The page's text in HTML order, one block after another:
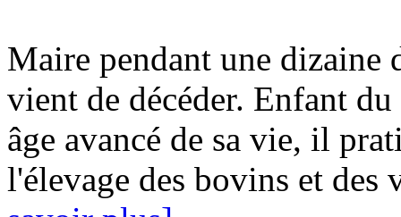
Maire pendant une
vient de décéder. Enfant
âge avancé de sa vie, il
l'élevage des bovins et des